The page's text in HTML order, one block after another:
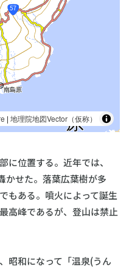
|地理院地図Vector（仮称）
に位置する。近年では、
かせた。落葉広葉樹が多
もある。噴火によって誕生
高峰であるが、登山は禁止
昭和になって「温泉(うん